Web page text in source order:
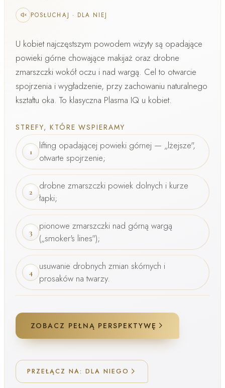
POSŁUCHAJ · DLA NIEJ
U kobiet najczęstszym powodem wizyty są opadające
powieki górne chowające makijaż oraz drobne
zmarszczki wokół oczu i nad wargą. Cel to otwarcie
spojrzenia i wygładzenie, przy zachowaniu naturalnego
kształtu oka. To klasyczna Plasma IQ u kobiet.
STREFY, KTÓRE WSPIERAMY
1
lifting opadającej powieki górnej — „lżejsze",
otwarte spojrzenie;
2
drobne zmarszczki powiek dolnych i kurze
łapki;
3
pionowe zmarszczki nad górną wargą
(„smoker's lines");
4
usuwanie drobnych zmian skórnych i
prosaków na twarzy.
ZOBACZ PEŁNĄ PERSPEKTYWĘ
PRZEŁĄCZ NA: DLA NIEGO